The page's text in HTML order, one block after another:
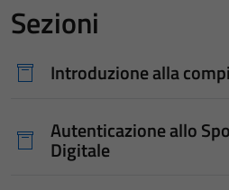
Sezioni
Introduzione alla
Autenticazione allo
Digitale